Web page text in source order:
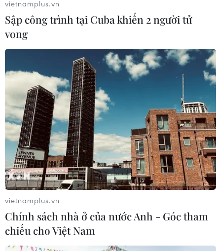
vietnamplus.vn
Sập công trình tại Cuba khiến 2 người tử
vong
vietnamplus.vn
Chính sách nhà ở của nước Anh - Góc tham
chiếu cho Việt Nam